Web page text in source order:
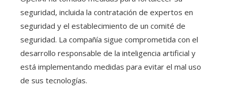
seguridad, incluida la contratación de expertos en
seguridad y el establecimiento de un comité de
seguridad. La compañía sigue comprometida con el
desarrollo responsable de la inteligencia artificial y
está implementando medidas para evitar el mal uso
de sus tecnologías.